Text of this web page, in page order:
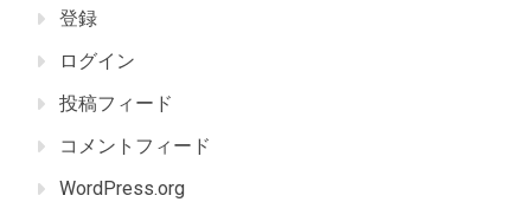
登録
ログイン
投稿フィード
コメントフィード
WordPress.org